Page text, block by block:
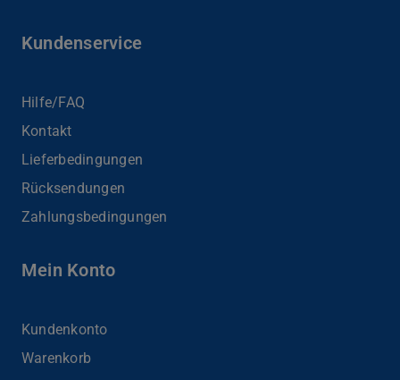
Kundenservice
Hilfe/FAQ
Kontakt
Lieferbedingungen
Rücksendungen
Zahlungsbedingungen
Mein Konto
Kundenkonto
Warenkorb